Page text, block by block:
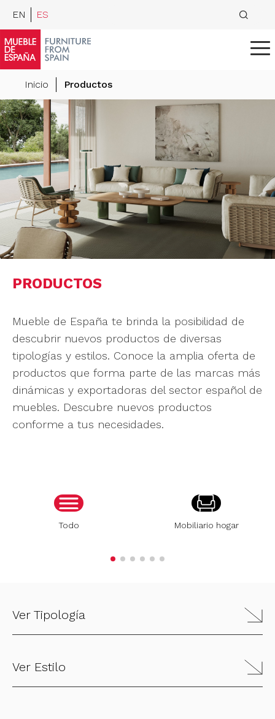
EN ES
Inicio Productos
PRODUCTOS
Mueble de España te brinda la posibilidad de
descubrir nuevos productos de diversas
tipologías y estilos. Conoce la amplia oferta de
productos que forma parte de las marcas más
dinámicas y exportadoras del sector español de
muebles. Descubre nuevos productos
conforme a tus necesidades.
Todo Mobiliario hogar
Ver Tipología
Ver Estilo